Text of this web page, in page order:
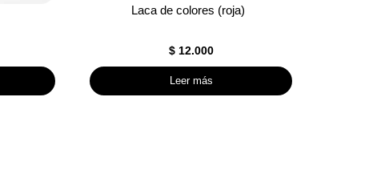
Laca de colores (roja)
$12.000
Leer más